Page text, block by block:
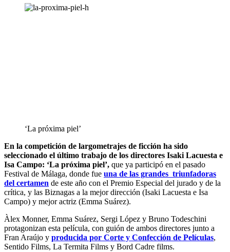
‘La próxima piel’
En la competición de largometrajes de ficción ha sido
seleccionado el último trabajo de los directores Isaki Lacuesta e
Isa Campo: ‘La próxima piel’, que ya participó en el pasado
Festival de Málaga, donde fue una de las grandes triunfadoras
del certamen de este año con el Premio Especial del jurado y de la
crítica, y las Biznagas a la mejor dirección (Isaki Lacuesta e Isa
Campo) y mejor actriz (Emma Suárez).
Àlex Monner, Emma Suárez, Sergi López y Bruno Todeschini
protagonizan esta película, con guión de ambos directores junto a
Fran Araújo y producida por Corte y Confección de Películas,
Sentido Films, La Termita Films y Bord Cadre films.